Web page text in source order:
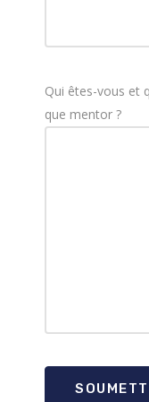
Qui êtes-vous et
que mentor ?